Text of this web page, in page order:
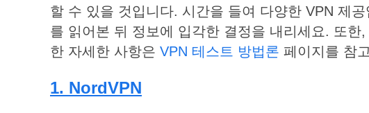
할 수 있을 것입니다. 시간을 들여 다양한 VPN 제
를 읽어본 뒤 정보에 입각한 결정을 내리세요. 또한
한 자세한 사항은 VPN 테스트 방법론 페이지를 참
1. NordVPN